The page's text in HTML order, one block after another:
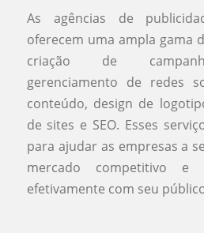
As agências de
oferecem uma ampla gama
criação de
gerenciamento de redes
conteúdo, design de
de sites e SEO. Esses
para ajudar as empresas a
mercado competitivo e
efetivamente com seu